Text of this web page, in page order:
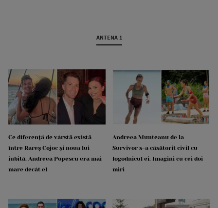
ANTENA 1
Ce diferență de vârstă există
între Rareș Cojoc și noua lui
iubită. Andreea Popescu era mai
mare decât el
Andreea Munteanu de la
Survivor s-a căsătorit civil cu
logodnicul ei. Imagini cu cei doi
miri